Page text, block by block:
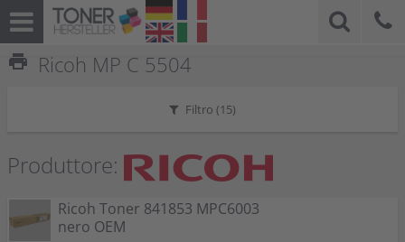
print Ricoh MP C 5504
Filtro (15)
Produttore:
Ricoh Toner 841853 MPC6003
nero OEM